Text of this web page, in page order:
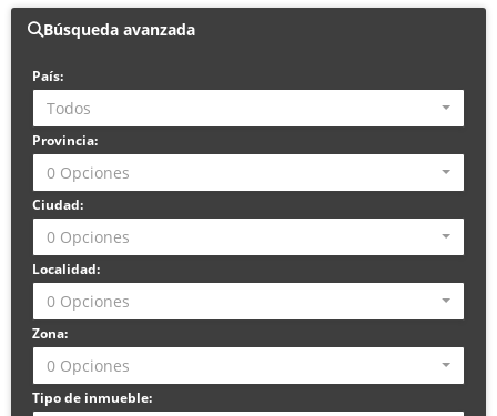
Búsqueda avanzada
País:
Todos
Provincia:
0 Opciones
Ciudad:
0 Opciones
Localidad:
0 Opciones
Zona:
0 Opciones
Tipo de inmueble: